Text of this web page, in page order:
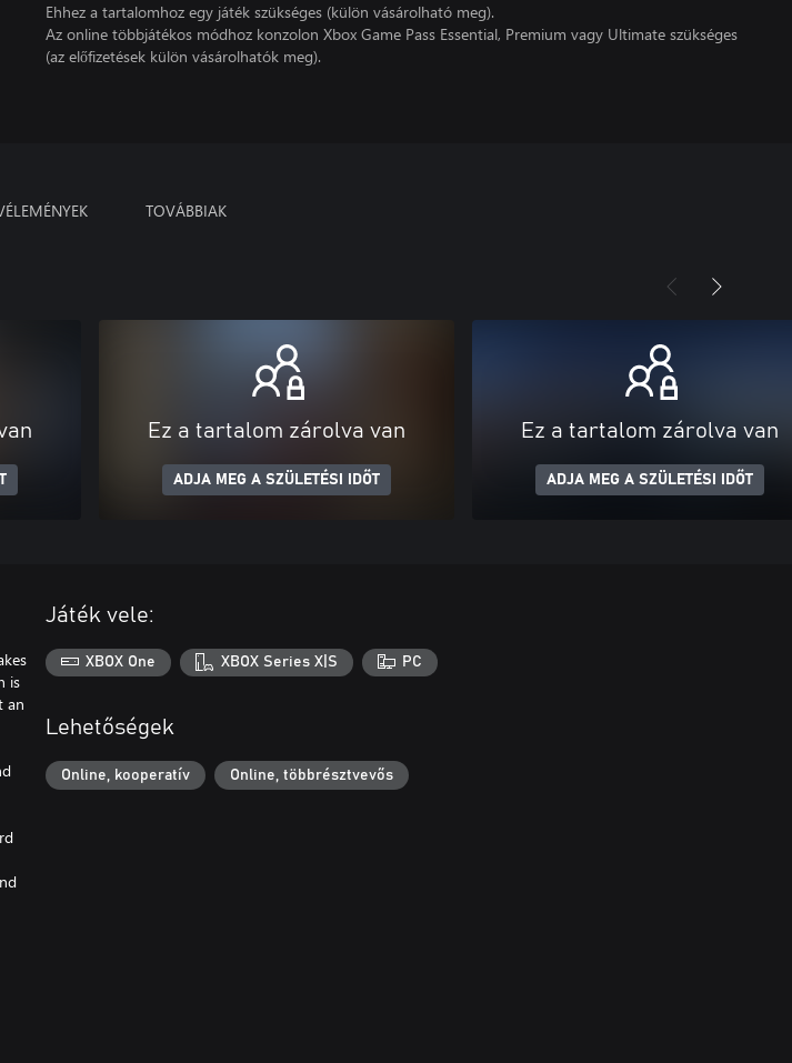
Ehhez a tartalomhoz egy játék szükséges (külön vásárolható meg).
Az online többjátékos módhoz konzolon Xbox Game Pass Essential, Premium vagy Ultimate szükséges
(az előfizetések külön vásárolhatók meg).
TOVÁBBIAK
Ez a tartalom zárolva van
ADJA MEG A SZÜLETÉSI IDŐT
Ez a tartalom zárolva van
ADJA MEG A SZÜLETÉSI IDŐT
is
an
Játék vele:
XBOX One XBOX Series X|S PC
Lehetőségek
Online, kooperatív Online, többrésztvevős